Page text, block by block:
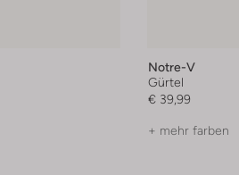
Notre-V
Gürtel
€ 39,99
+ mehr farben